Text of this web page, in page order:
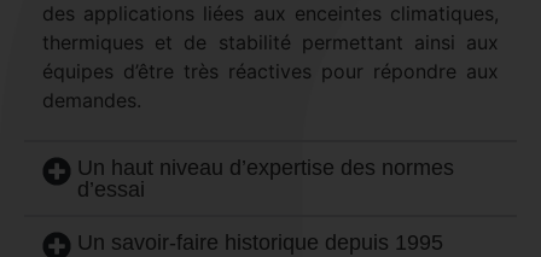
des applications liées aux enceintes climatiques,
thermiques et de stabilité permettant ainsi aux
équipes d’être très réactives pour répondre aux
demandes.
Un haut niveau d’expertise des normes
d’essai
Un savoir-faire historique depuis 1995